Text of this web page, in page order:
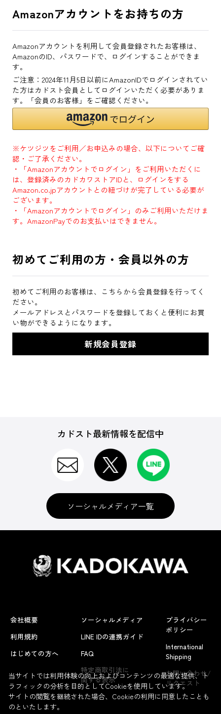
Amazonアカウントをお持ちの方
Amazonアカウントを利用して会員登録されたお客様は、
AmazonのID、パスワードで、ログインすることができま
す。
ご注意：2024年11月5日以前にAmazonIDでログインされてい
た方はカドスト会員としてログインいただく必要がありま
す。「会員のお客様」をご確認ください。
※ケツジツをご利用／お申込みの場合、以下についてご確
認・ご了承ください。
・「Amazonアカウントでログイン」をご利用いただくに
は、登録済みのカドカワストアIDと、ログインをする
Amazon.co.jpアカウントとの紐づけが完了している必要が
ございます。
・「Amazonアカウントでログイン」のみご利用いただけま
す。AmazonPayでのお支払いはできません。
初めてご利用の方・会員以外の方
初めてご利用のお客様は、こちらから会員登録を行ってく
ださい。
メールアドレスとパスワードを登録しておくと便利にお買
い物ができるようになります。
カドスト最新情報を配信中
ソーシャルメディア一覧
会社概要
利用規約
はじめての方へ
ソーシャルメディア
LINE IDの連携ガイド
FAQ
特定商取引法に
関する表示
プライバシー
ポリシー
International
Shipping
お問い合わせ/
リクエスト
当サイトでは利用体験の向上およびコンテンツの最適な提供、ト
ラフィックの分析を目的としてCookieを使用しています。
サイトの閲覧を継続された場合、Cookieの利用に同意したことも
のといたします。